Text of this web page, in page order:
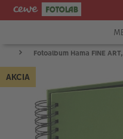
FOTOAPARÁTY
INSTAX™
TLAČIARNE A SKENERY
PRÍSLUŠENSTVO
Fotoalbum Hama FINE
AKCIA